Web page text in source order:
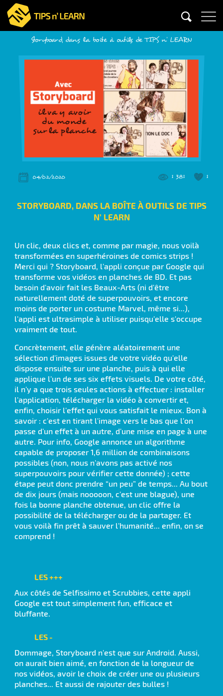
Storyboard, dans la boîte à outils de TIPS n’ LEARN
1
1 381
04/02/2020
STORYBOARD, DANS LA BOÎTE À OUTILS DE TIPS
N’ LEARN
Un clic, deux clics et, comme par magie, nous voilà
transformées en superhéroines de comics strips !
Merci qui ? Storyboard, l'appli conçue par Google qui
transforme vos vidéos en planches de BD. Et pas
besoin d'avoir fait les Beaux-Arts (ni d'être
naturellement doté de superpouvoirs, et encore
moins de porter un costume Marvel, même si...),
l'appli est ultrasimple à utiliser puisqu'elle s'occupe
vraiment de tout.
Concrètement, elle génère aléatoirement une
sélection d'images issues de votre vidéo qu'elle
dispose ensuite sur une planche, puis à qui elle
applique l'un de ses six effets visuels. De votre côté,
il n'y a que trois seules actions à effectuer : installer
l'application, télécharger la vidéo à convertir et,
enfin, choisir l'effet qui vous satisfait le mieux. Bon à
savoir : c'est en tirant l'image vers le bas que l'on
passe d'un effet à un autre, d'une mise en page à une
autre. Pour info, Google annonce un algorithme
capable de proposer 1,6 million de combinaisons
possibles (non, nous n'avons pas activé nos
superpouvoirs pour vérifier cette donnée) ; cette
étape peut donc prendre “un peu” de temps... Au bout
de dix jours (mais nooooon, c'est une blague), une
fois la bonne planche obtenue, un clic offre la
possibilité de la télécharger ou de la partager. Et
vous voilà fin prêt à sauver l'humanité... enfin, on se
comprend !
LES +++
Aux côtés de Selfissimo et Scrubbies, cette appli
Google est tout simplement fun, efficace et
bluffante.
LES -
Dommage, Storyboard n'est que sur Android. Aussi,
on aurait bien aimé, en fonction de la longueur de
nos vidéos, avoir le choix de créer une ou plusieurs
planches... Et aussi de rajouter des bulles !